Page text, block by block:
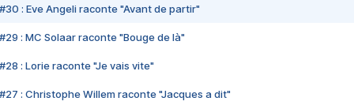
#30 : Eve Angeli raconte "Avant de partir"
#29 : MC Solaar raconte "Bouge de là"
#28 : Lorie raconte "Je vais vite"
#27 : Christophe Willem raconte "Jacques a dit"